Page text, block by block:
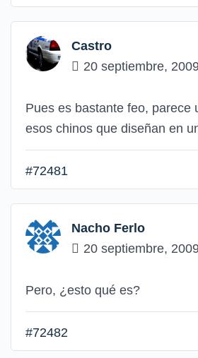
Castro
20 septiembre,
Pues es bastante feo, parece
esos chinos que diseñan en
#72481
Nacho Ferlo
20 septiembre,
Pero, ¿esto qué es?
#72482